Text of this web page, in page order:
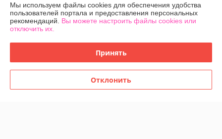
Доставка и оплата
График работы
Мы используем файлы cookies для обеспечения удобства
пользователей портала и предоставления персональных
рекомендаций. Вы можете настроить файлы cookies или
отключить их.
Принять
Отклонить